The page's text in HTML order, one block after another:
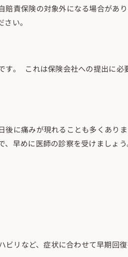
賠責保険の対象外になる場合があ
い。
す。 これは保険会社への提出に必
に痛みが現れることも多くあり
早めに医師の診察を受けましょう
リなど、症状に合わせて早期回